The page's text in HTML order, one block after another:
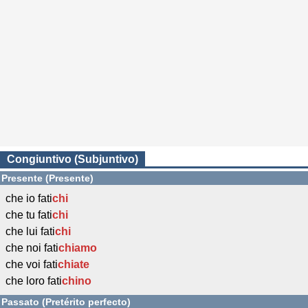
Congiuntivo (Subjuntivo)
Presente (Presente)
che io fatichi
che tu fatichi
che lui fatichi
che noi fatichiamo
che voi fatichiate
che loro fatichino
Passato (Pretérito perfecto)